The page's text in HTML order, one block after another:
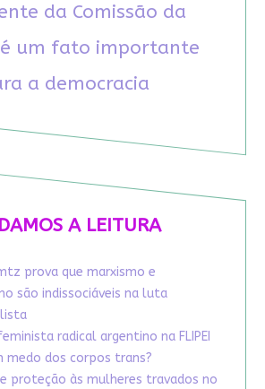
da Comissão da
um fato importante
a democracia
A LEITURA
prova que marxismo e
são indissociáveis na luta
radical argentino na FLIPEI
medo dos corpos trans?
proteção às mulheres travados no